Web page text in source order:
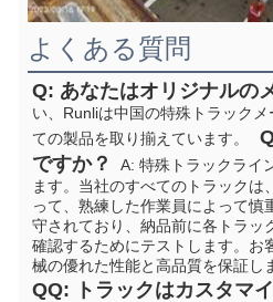
よくある質問
Q: あなたはオリジナルの
い、Runliは中国の特殊トラック
ての製品を取り揃えています。
ですか？
A: 特殊トラックラ
ます。当社のすべてのトラックは
って、熟練した作業員によって慎
守されており、納品前に各トラッ
確認するためにテストします。お
械の優れた性能と高品質を保証し
QQ: トラックはカスタマ